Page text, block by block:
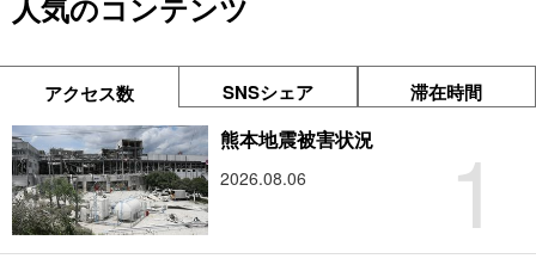
人気のコンテンツ
アクセス数 SNSシェア 滞在時間
1
熊本地震被害状況
2026.08.06